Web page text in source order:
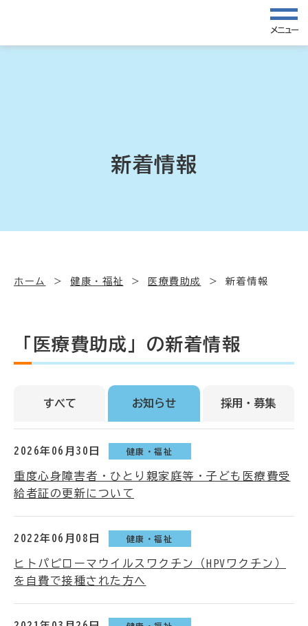
メニュー
新着情報
ホーム 健康・福祉 医療費助成 新着情報
「医療費助成」の新着情報
すべて お知らせ 採用・募集
2026年06月30日 健康・福祉
重度心身障害者・ひとり親家庭等・子ども医療費受
給者証の更新について
2022年06月08日 健康・福祉
ヒトパピローマウイルスワクチン（HPVワクチン）
を自費で接種された方へ